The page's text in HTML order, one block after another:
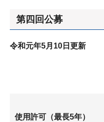
第四回公募
令和元年5月10日更新
使用許可（最長5年）